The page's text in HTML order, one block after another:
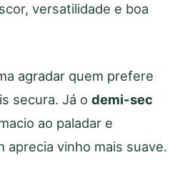
versatilidade e boa
agradar quem prefere
secura. Já o demi-sec
ao paladar e
aprecia vinho mais suave.